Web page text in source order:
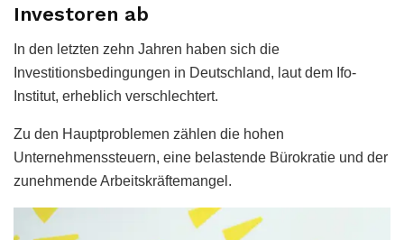
Investoren ab
In den letzten zehn Jahren haben sich die
Investitionsbedingungen in Deutschland, laut dem Ifo-
Institut, erheblich verschlechtert.
Zu den Hauptproblemen zählen die hohen
Unternehmenssteuern, eine belastende Bürokratie und der
zunehmende Arbeitskräftemangel.